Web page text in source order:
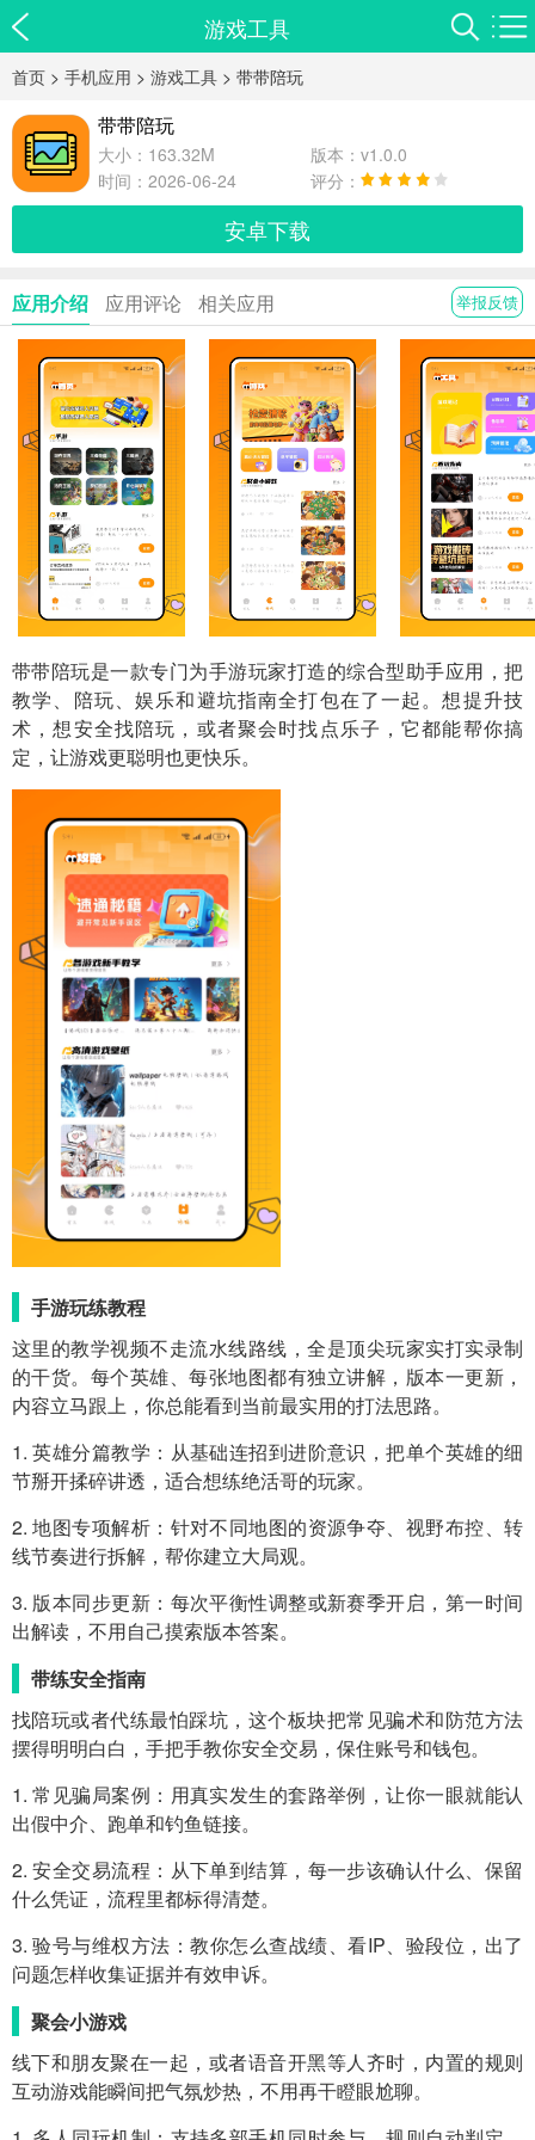
游戏工具
首页 > 手机应用 > 游戏工具 > 带带陪玩
带带陪玩
大小：163.32M
版本：v1.0.0
时间：2026-06-24
评分：
安卓下载
应用介绍 应用评论 相关应用 举报反馈
带带陪玩是一款专门为手游玩家打造的综合型助手应用，把
教学、陪玩、娱乐和避坑指南全打包在了一起。想提升技
术，想安全找陪玩，或者聚会时找点乐子，它都能帮你搞
定，让游戏更聪明也更快乐。
手游玩练教程
这里的教学视频不走流水线路线，全是顶尖玩家实打实录制
的干货。每个英雄、每张地图都有独立讲解，版本一更新，
内容立马跟上，你总能看到当前最实用的打法思路。
1. 英雄分篇教学：从基础连招到进阶意识，把单个英雄的细
节掰开揉碎讲透，适合想练绝活哥的玩家。
2. 地图专项解析：针对不同地图的资源争夺、视野布控、转
线节奏进行拆解，帮你建立大局观。
3. 版本同步更新：每次平衡性调整或新赛季开启，第一时间
出解读，不用自己摸索版本答案。
带练安全指南
找陪玩或者代练最怕踩坑，这个板块把常见骗术和防范方法
摆得明明白白，手把手教你安全交易，保住账号和钱包。
1. 常见骗局案例：用真实发生的套路举例，让你一眼就能认
出假中介、跑单和钓鱼链接。
2. 安全交易流程：从下单到结算，每一步该确认什么、保留
什么凭证，流程里都标得清楚。
3. 验号与维权方法：教你怎么查战绩、看IP、验段位，出了
问题怎样收集证据并有效申诉。
聚会小游戏
线下和朋友聚在一起，或者语音开黑等人齐时，内置的规则
互动游戏能瞬间把气氛炒热，不用再干瞪眼尬聊。